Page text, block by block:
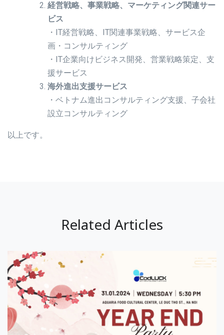
経営戦略、事業戦略、マーケティング関連サー
ビス
・IT経営戦略、IT関連事業戦略、サービス企
画・コンサルティング
・IT企業向けビジネス開発、営業戦略策定、支
援サービス
海外進出支援サービス
・ベトナム進出コンサルティング支援、子会社
設立コンサルティング
以上です。
Related Articles